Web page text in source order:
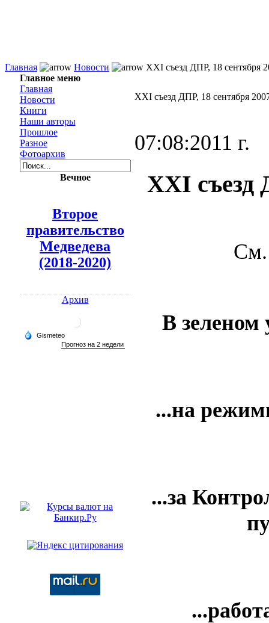
Главная Новости
XXI съезд ДПР, 18 сентября
Главное меню
Главная
Новости
Книги
Наши авторы
Прошлое
Разное
Фотоархив
Вечное
Второе
правительство
Медведева
(2018-2020)
Архив
XXI съезд ДПР, 18 сентября
07:08:2011 г.
XXI съезд
В зеленом
...на
...за